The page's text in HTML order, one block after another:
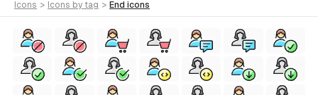
icons > icons by tag > end icons